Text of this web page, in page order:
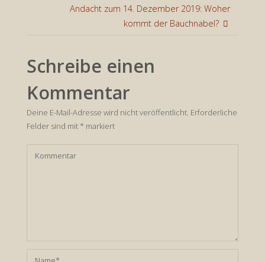
Andacht zum 14. Dezember 2019: Woher
kommt der Bauchnabel?
Schreibe einen
Kommentar
Deine E-Mail-Adresse wird nicht veröffentlicht. Erforderliche
Felder sind mit*markiert